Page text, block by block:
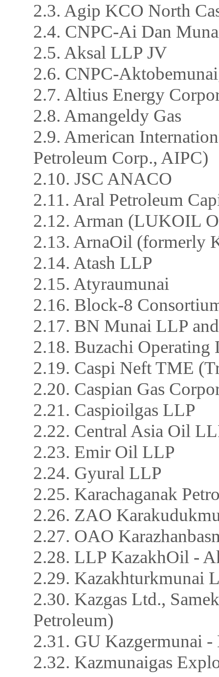
2.3. Agip KCO North
2.4. CNPC-Ai Dan
2.5. Aksal LLP JV
2.6. CNPC-
2.7. Altius Energy
2.8. Amangeldy Gas
2.9. American
Petroleum Corp., AIPC)
2.10. JSC ANACO
2.11. Aral Petroleum
2.12. Arman (LUKOIL
2.13. ArnaOil (formerly
2.14. Atash LLP
2.15. Atyraumunai
2.16. Block-8
2.17. BN Munai LLP
2.18. Buzachi Operating
2.19. Caspi Neft TME
2.20. Caspian Gas
2.21. Caspioilgas LLP
2.22. Central Asia Oil
2.23. Emir Oil LLP
2.24. Gyural LLP
2.25. Karachaganak
2.26. ZAO
2.27. OAO
2.28. LLP KazakhOil -
2.29. Kazakhturkmunai
2.30. Kazgas Ltd.,
Petroleum)
2.31. GU Kazgermunai
2.32. Kazmunaigas